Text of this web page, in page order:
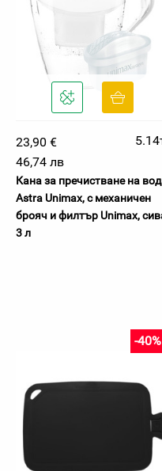
23,90 €
46,74 лв
Кана за пречистване на
Astra Unimax, с механичен
брояч и филтър Unimax,
3 л
-40%